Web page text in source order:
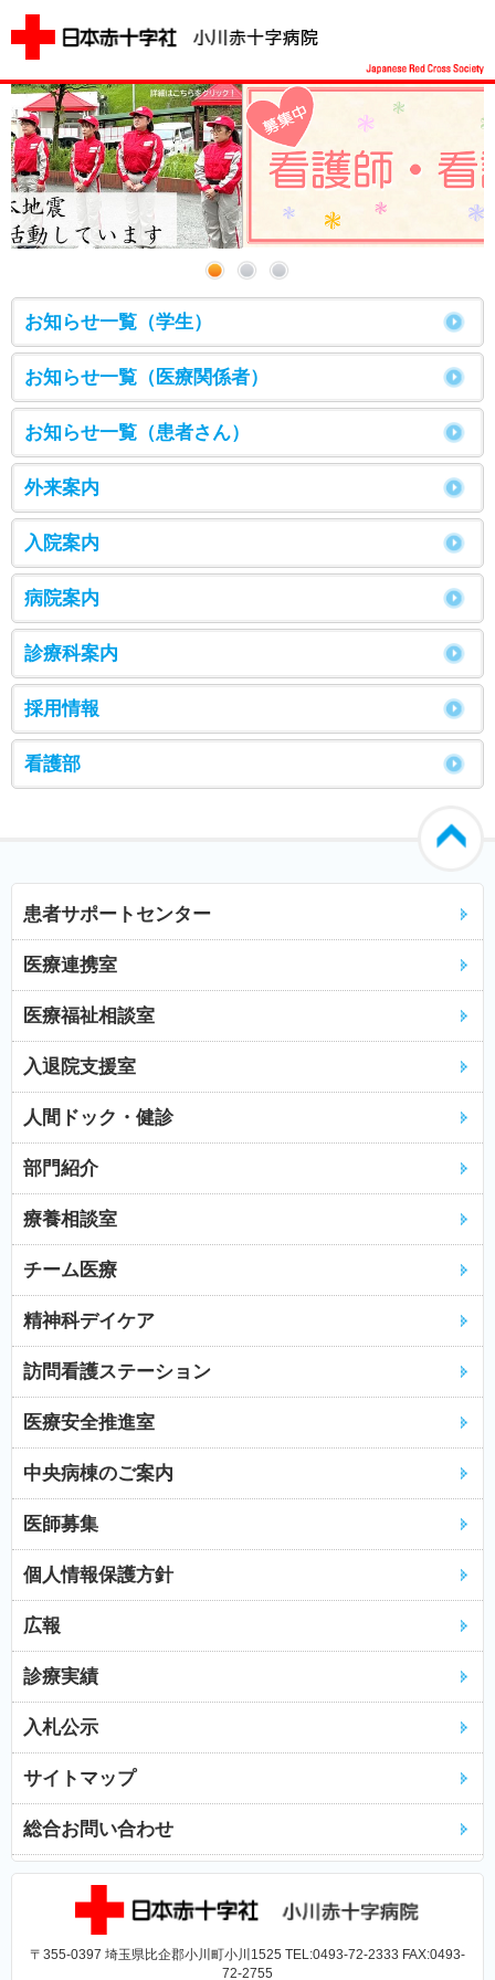
お知らせ一覧（学生）
お知らせ一覧（医療関係者）
お知らせ一覧（患者さん）
外来案内
入院案内
病院案内
診療科案内
採用情報
看護部
患者サポートセンター
医療連携室
医療福祉相談室
入退院支援室
人間ドック・健診
部門紹介
療養相談室
チーム医療
精神科デイケア
訪問看護ステーション
医療安全推進室
中央病棟のご案内
医師募集
個人情報保護方針
広報
診療実績
入札公示
サイトマップ
総合お問い合わせ
〒355-0397 埼玉県比企郡小川町小川1525 TEL:0493-72-2333 FAX:0493-
72-2755